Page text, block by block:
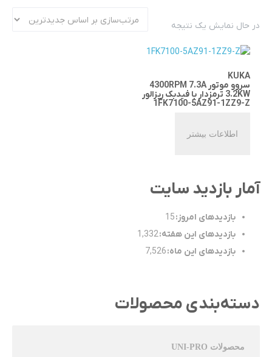
در حال نمایش یک نتیجه
KUKA
سروو موتور 4300RPM 7.3A
3.2KW ترمزدار با فیدبک ریزالور
1FK7100-5AZ91-1ZZ9-Z
اطلاعات بیشتر
آمار بازدید سایت
بازدیدهای امروز:15
بازدیدهای این هفته:1,332
بازدیدهای این ماه:7,526
دسته‌بندی محصولات
محصولات UNI-PRO